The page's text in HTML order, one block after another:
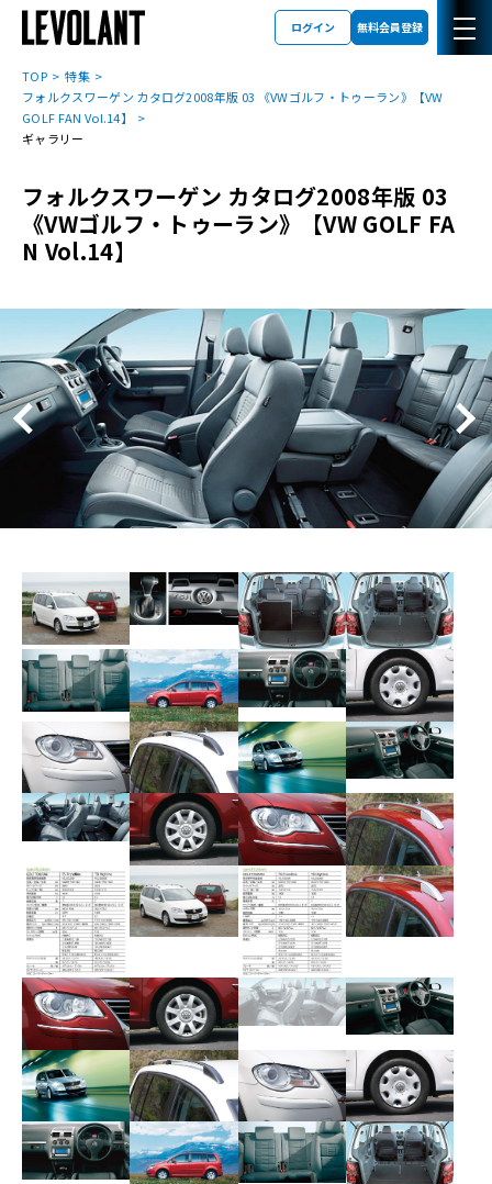
ログイン 無料会員登録
TOP
特集
フォルクスワーゲン カタログ2008年版 03 《VWゴルフ・トゥーラン》【VW
GOLF FAN Vol.14】
ギャラリー
フォルクスワーゲン カタログ2008年版 03
《VWゴルフ・トゥーラン》【VW GOLF FA
N Vol.14】